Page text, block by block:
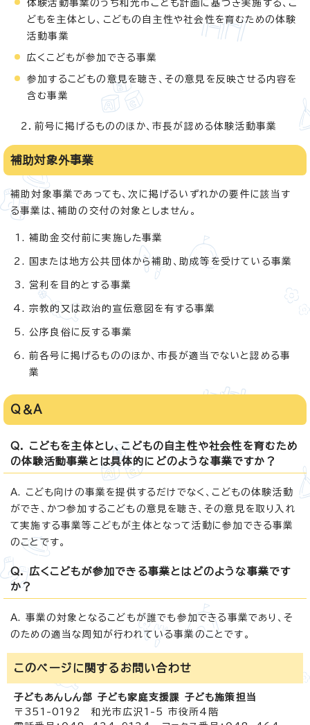
体験活動事業のうち和光市こども計画に基づき実施する、こ
どもを主体とし、こどもの自主性や社会性を育むための体験
活動事業
広くこどもが参加できる事業
参加するこどもの意見を聴き、その意見を反映させる内容を
含む事業
2．前号に掲げるもののほか、市長が認める体験活動事業
補助対象外事業
補助対象事業であっても、次に掲げるいずれかの要件に該当す
る事業は、補助の交付の対象としません。
補助金交付前に実施した事業
国または地方公共団体から補助、助成等を受けている事業
営利を目的とする事業
宗教的又は政治的宣伝意図を有する事業
公序良俗に反する事業
前各号に掲げるもののほか、市長が適当でないと認める事
業
Q＆A
Q. こどもを主体とし、こどもの自主性や社会性を育むため
の体験活動事業とは具体的にどのような事業ですか？
A. こども向けの事業を提供するだけでなく、こどもの体験活動
ができ、かつ参加するこどもの意見を聴き、その意見を取り入れ
て実施する事業等こどもが主体となって活動に参加できる事業
のことです。
Q. 広くこどもが参加できる事業とはどのような事業です
か？
A. 事業の対象となるこどもが誰でも参加できる事業であり、そ
のための適当な周知が行われている事業のことです。
このページに関する お問い合わせ
子どもあんしん部 子ども家庭支援課 子ども施策担当
〒351-0192 和光市広沢1-5 市役所4階